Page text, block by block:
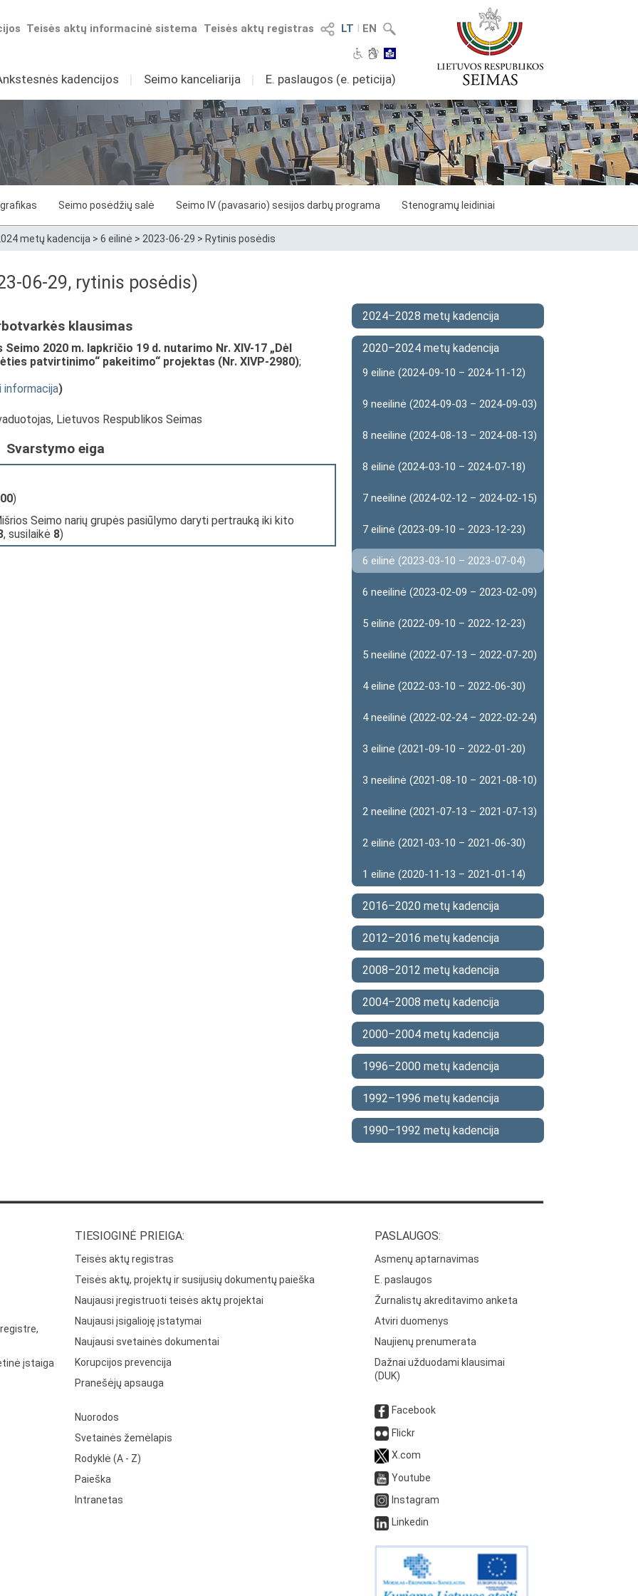
LT I EN
Teisės aktų registras
Teisės aktų informacinė sistema
kadencijos I Seimo kanceliarija I E. paslaugos (e. peticija)
grafikas Seimo posėdžių salė Seimo IV (pavasario) sesijos darbų programa Stenogramų leidiniai
metų kadencija > 6 eilinė > 2023-06-29 > Rytinis posėdis
06-29, rytinis posėdis)
klausimas
2020 m. lapkričio 19 d. nutarimo Nr. XIV-17 „Dėl
patvirtinimo“ pakeitimo“ projektas (Nr. XIVP-2980);
informacija)
Lietuvos Respublikos Seimas
Svarstymo eiga
)
Seimo narių grupės pasiūlymo daryti pertrauką iki kito
, susilaikė 8)
2024–2028 metų kadencija
2020–2024 metų kadencija
9 eilinė (2024-09-10 – 2024-11-12)
9 neeilinė (2024-09-03 – 2024-09-03)
8 neeilinė (2024-08-13 – 2024-08-13)
8 eilinė (2024-03-10 – 2024-07-18)
7 neeilinė (2024-02-12 – 2024-02-15)
7 eilinė (2023-09-10 – 2023-12-23)
6 eilinė (2023-03-10 – 2023-07-04)
6 neeilinė (2023-02-09 – 2023-02-09)
5 eilinė (2022-09-10 – 2022-12-23)
5 neeilinė (2022-07-13 – 2022-07-20)
4 eilinė (2022-03-10 – 2022-06-30)
4 neeilinė (2022-02-24 – 2022-02-24)
3 eilinė (2021-09-10 – 2022-01-20)
3 neeilinė (2021-08-10 – 2021-08-10)
2 neeilinė (2021-07-13 – 2021-07-13)
2 eilinė (2021-03-10 – 2021-06-30)
1 eilinė (2020-11-13 – 2021-01-14)
2016–2020 metų kadencija
2012–2016 metų kadencija
2008–2012 metų kadencija
2004–2008 metų kadencija
2000–2004 metų kadencija
1996–2000 metų kadencija
1992–1996 metų kadencija
1990–1992 metų kadencija
įstaiga
TIESIOGINĖ PRIEIGA:
Teisės aktų registras
Teisės aktų, projektų ir susijusių dokumentų paieška
Naujausi įregistruoti teisės aktų projektai
Naujausi įsigalioję įstatymai
Naujausi svetainės dokumentai
Korupcijos prevencija
Pranešėjų apsauga
Nuorodos
Svetainės žemėlapis
Rodyklė (A - Z)
Paieška
Intranetas
PASLAUGOS:
Asmenų aptarnavimas
E. paslaugos
Žurnalistų akreditavimo anketa
Atviri duomenys
Naujienų prenumerata
Dažnai užduodami klausimai
(DUK)
Facebook
Flickr
X.com
Youtube
Instagram
Linkedin